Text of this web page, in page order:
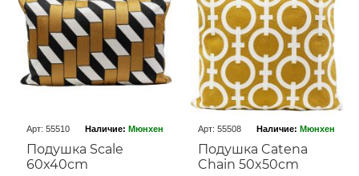
Арт: 55510 Наличие: Мюнхен
Подушка Scale
60x40cm
Арт: 55508 Наличие: Мюнхен
Подушка Catena
Chain 50x50cm